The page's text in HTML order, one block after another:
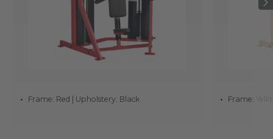
Frame: Red | Upholstery: Black Frame: